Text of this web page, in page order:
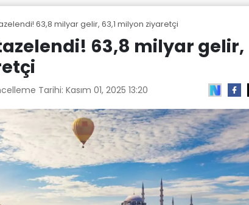
63,8 milyar gelir, 63,1 milyon ziyaretçi
63,8 milyar gelir,
Tarihi: Kasım 01, 2025 13:20